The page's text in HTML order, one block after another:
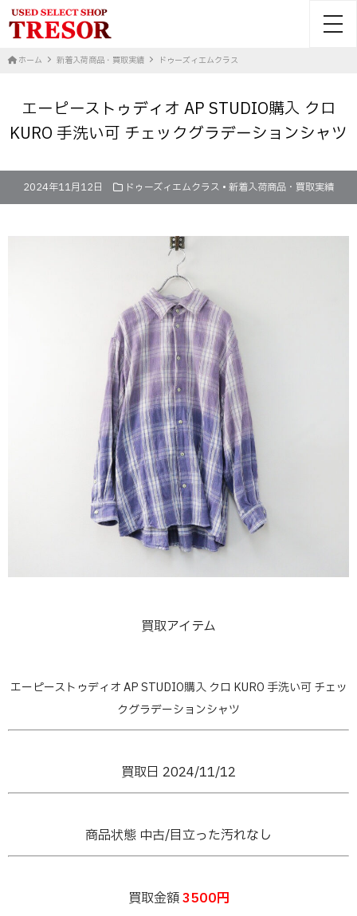
ホーム 新着入荷商品・買取実績 ドゥーズィエムクラス
エーピーストゥディオ AP STUDIO購入 クロ
KURO 手洗い可 チェックグラデーションシャツ
2024年11月12日 ドゥーズィエムクラス • 新着入荷商品・買取実績
買取アイテム
エーピーストゥディオ AP STUDIO購入 クロ KURO 手洗い可 チェッ
クグラデーションシャツ
買取日 2024/11/12
商品状態 中古/目立った汚れなし
買取金額3500円